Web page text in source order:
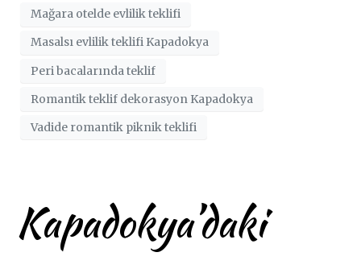
Mağara otelde evlilik teklifi
Masalsı evlilik teklifi Kapadokya
Peri bacalarında teklif
Romantik teklif dekorasyon Kapadokya
Vadide romantik piknik teklifi
Kapadokya’daki